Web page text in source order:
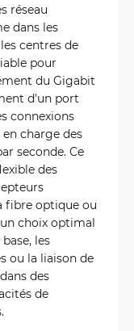
réseau
dans les
centres de
pour
du Gigabit
d'un port
connexions
charge des
seconde. Ce
des
fibre optique ou
choix optimal
les
ou la liaison de
des
de